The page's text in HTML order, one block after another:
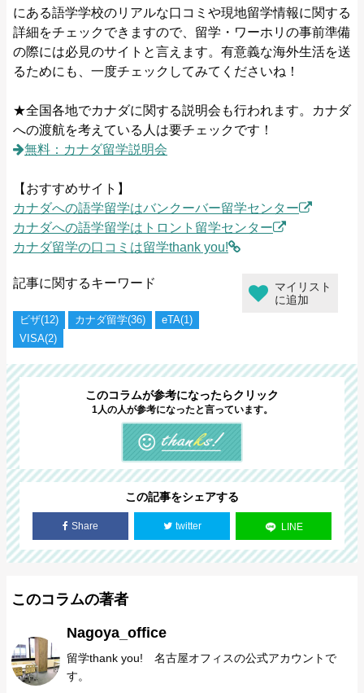
にある語学学校のリアルな口コミや現地留学情報に関する
詳細をチェックできますので、留学・ワーホリの事前準備
の際には必見のサイトと言えます。有意義な海外生活を送
るためにも、一度チェックしてみてくださいね！
★全国各地でカナダに関する説明会も行われます。カナダ
への渡航を考えている人は要チェックです！
無料：カナダ留学説明会
【おすすめサイト】
カナダへの語学留学はバンクーバー留学センター
カナダへの語学留学はトロント留学センター
カナダ留学の口コミは留学thank you!
マイリスト
に追加
記事に関するキーワード
ビザ(12) カナダ留学(36)
eTA(1)
VISA(2)
このコラムが参考になったらクリック
1人の人が参考になったと言っています。
この記事をシェアする
Share twitter LINE
このコラムの著者
Nagoya_office
留学thank you! 名古屋オフィスの公式アカウントで
す。